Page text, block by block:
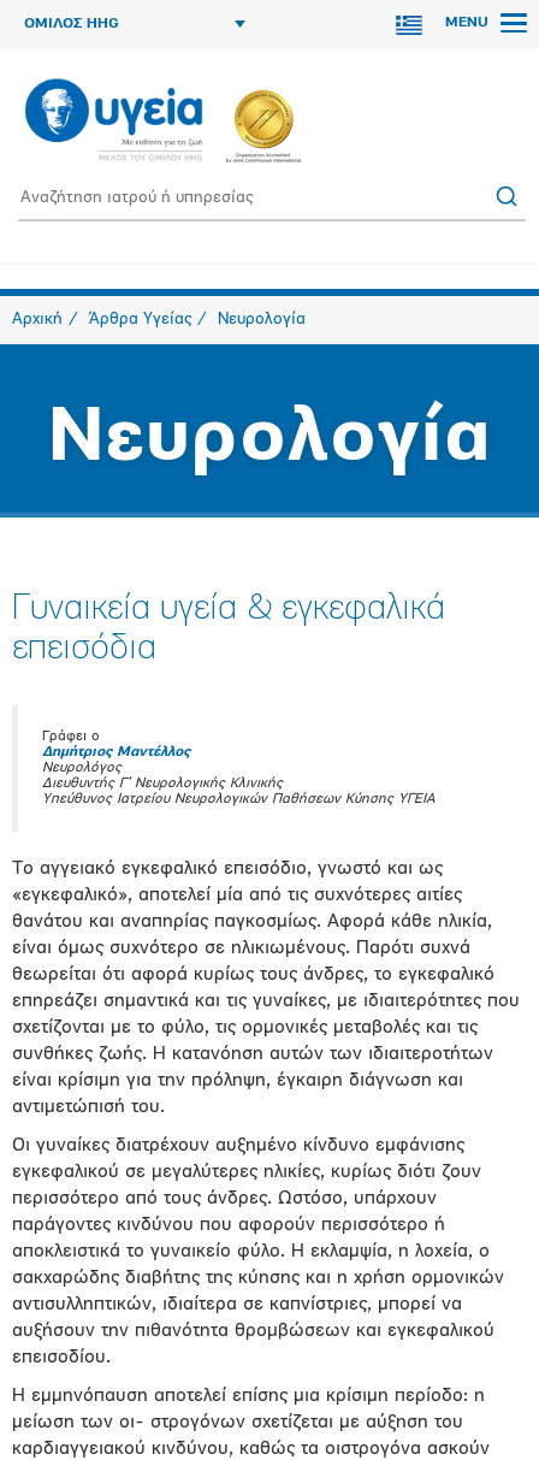
ΟΜΙΛΟΣ HHG MENU
Αρχική Άρθρα Υγείας Νευρολογία
Νευρολογία
Γυναικεία υγεία & εγκεφαλικά
επεισόδια
Γράφει ο
Δημήτριος Μαντέλλος
Νευρολόγος
Διευθυντής Γ’ Νευρολογικής Κλινικής
Υπεύθυνος Ιατρείου Νευρολογικών Παθήσεων Κύησης ΥΓΕΙΑ
Το αγγειακό εγκεφαλικό επεισόδιο, γνωστό και ως
«εγκεφαλικό», αποτελεί μία από τις συχνότερες αιτίες
θανάτου και αναπηρίας παγκοσμίως. Αφορά κάθε ηλικία,
είναι όμως συχνότερο σε ηλικιωμένους. Παρότι συχνά
θεωρείται ότι αφορά κυρίως τους άνδρες, το εγκεφαλικό
επηρεάζει σημαντικά και τις γυναίκες, με ιδιαιτερότητες που
σχετίζονται με το φύλο, τις ορμονικές μεταβολές και τις
συνθήκες ζωής. Η κατανόηση αυτών των ιδιαιτεροτήτων
είναι κρίσιμη για την πρόληψη, έγκαιρη διάγνωση και
αντιμετώπισή του.
Οι γυναίκες διατρέχουν αυξημένο κίνδυνο εμφάνισης
εγκεφαλικού σε μεγαλύτερες ηλικίες, κυρίως διότι ζουν
περισσότερο από τους άνδρες. Ωστόσο, υπάρχουν
παράγοντες κινδύνου που αφορούν περισσότερο ή
αποκλειστικά το γυναικείο φύλο. Η εκλαμψία, η λοχεία, ο
σακχαρώδης διαβήτης της κύησης και η χρήση ορμονικών
αντισυλληπτικών, ιδιαίτερα σε καπνίστριες, μπορεί να
αυξήσουν την πιθανότητα θρομβώσεων και εγκεφαλικού
επεισοδίου.
Η εμμηνόπαυση αποτελεί επίσης μια κρίσιμη περίοδο: η
μείωση των οι- στρογόνων σχετίζεται με αύξηση του
καρδιαγγειακού κινδύνου, καθώς τα οιστρογόνα ασκούν